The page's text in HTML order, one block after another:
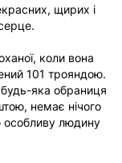
щирих і
коли вона
101 трояндою.
будь-яка обраниця
немає нічого
особливу людину